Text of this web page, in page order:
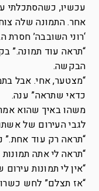
עכשיו, כשהסתכלתי
אחר. התמונה שלה
‘רוני השובבה’ חסרת
“תראה עוד תמונה.”
הבקשה.
“מצטער, אחי. אבל
כדאי שתראה” ענה.
משהו באיך שהוא
לגבי העירום של
“תראה רק עוד אחת.”
“תראה לי אתה
“אין לי תמונות עירום
“אז תצלם” לחש